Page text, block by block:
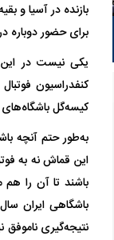
بازنده در آسیا و
برای حضور دوباره
یکی نیست در این
کنفدراسیون
کیسه‌گل
به‌طور حتم آنچه
این قماش نه به
باشند تا آن را
باشگاهی ایران
نتیجه‌گیری